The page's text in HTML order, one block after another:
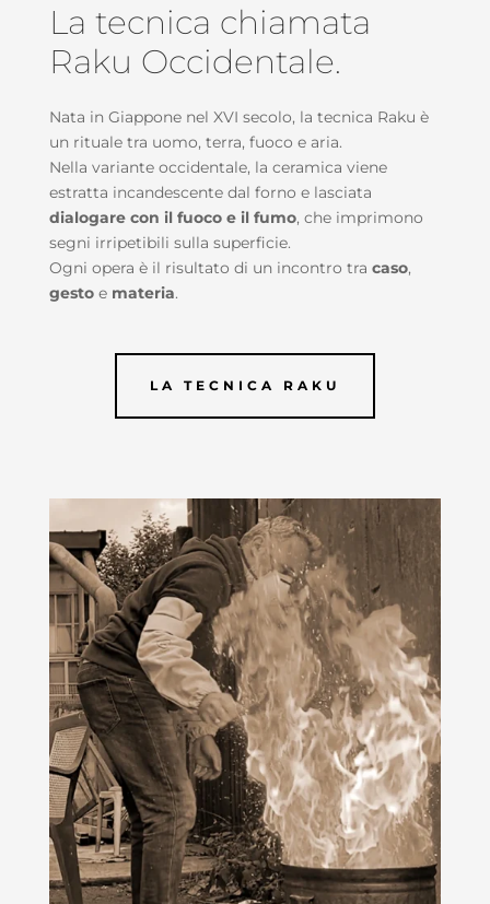
La tecnica chiamata
Raku Occidentale.
Nata in Giappone nel XVI secolo, la tecnica Raku è
un rituale tra uomo, terra, fuoco e aria.
Nella variante occidentale, la ceramica viene
estratta incandescente dal forno e lasciata
dialogare con il fuoco e il fumo, che imprimono
segni irripetibili sulla superficie.
Ogni opera è il risultato di un incontro tra caso,
gestoe materia.
LA TECNICA RAKU